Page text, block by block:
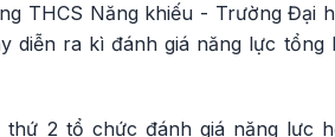
THCS Năng khiếu - Trường Đại
diễn ra kì đánh giá năng lực
thứ 2 tổ chức đánh giá năng lực